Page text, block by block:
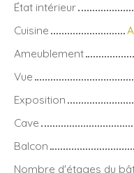
État intérieur
Cuisine
Ameublement
Vue
Exposition
Cave
Balcon
Nombre d'étages du